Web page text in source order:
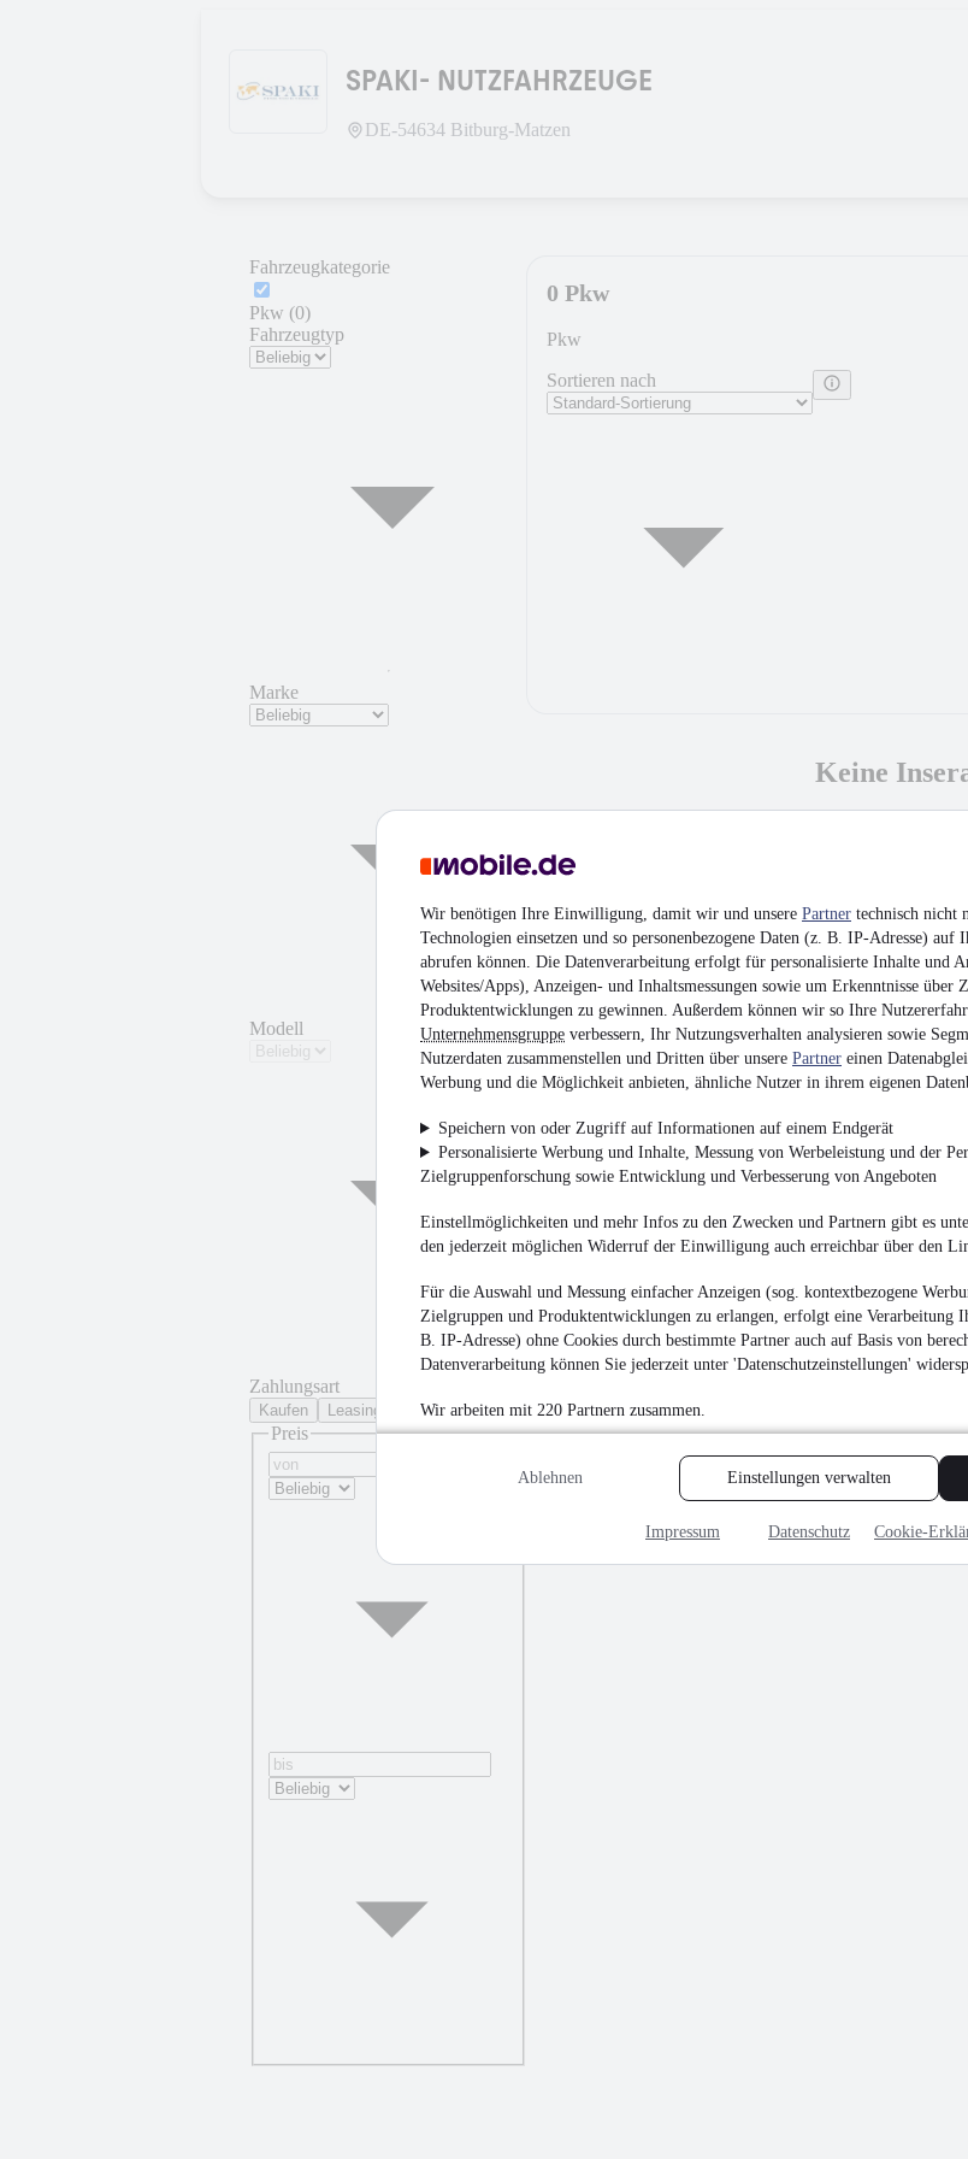
Wir benötigen Ihre Einwilligung, damit wir und unsere Partner technisch nicht
Technologien einsetzen und so personenbezogene Daten (z. B. IP-Adresse) auf
abrufen können. Die Datenverarbeitung erfolgt für personalisierte Inhalte und
Websites/Apps), Anzeigen- und Inhaltsmessungen sowie um Erkenntnisse über
Produktentwicklungen zu gewinnen. Außerdem können wir so Ihre
Unternehmensgruppe verbessern, Ihr Nutzungsverhalten analysieren sowie
Nutzerdaten zusammenstellen und Dritten über unsere Partner einen
Werbung und die Möglichkeit anbieten, ähnliche Nutzer in ihrem eigenen
Speichern von oder Zugriff auf Informationen auf einem Endgerät
Personalisierte Werbung und Inhalte, Messung von Werbeleistung und der
Zielgruppenforschung sowie Entwicklung und Verbesserung von Angeboten
Einstellmöglichkeiten und mehr Infos zu den Zwecken und Partnern gibt es
den jederzeit möglichen Widerruf der Einwilligung auch erreichbar über den
Für die Auswahl und Messung einfacher Anzeigen (sog. kontextbezogene
Zielgruppen und Produktentwicklungen zu erlangen, erfolgt eine Verarbeitung
B. IP-Adresse) ohne Cookies durch bestimmte Partner auch auf Basis von
Datenverarbeitung können Sie jederzeit unter 'Datenschutzeinstellungen'
Wir arbeiten mit 220 Partnern zusammen.
Ablehnen Einstellungen verwalten
Impressum Datenschutz Cookie-
SPAKI- NUTZFAHRZEUGE
DE-54634 Bitburg-Matzen
Fahrzeugkategorie
Pkw (0)
Fahrzeugtyp
Marke
Modell
Zahlungsart
Kaufen Leasing
Preis
0 Pkw
Pkw
Sortieren nach
Keine